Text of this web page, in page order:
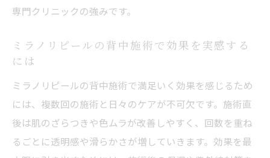
専門クリニックの強みです。
ミラノリピールの背中施術で効果を実感する
には
ミラノリピールの背中施術で満足いく効果を感じるため
には、複数回の施術と日々のケアが不可欠です。施術直
後は肌のざらつきや色ムラが改善しやすく、回数を重ね
るごとに透明感や滑らかさが増していきます。効果を最